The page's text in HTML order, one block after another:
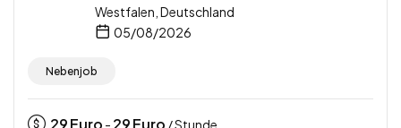
Westfalen, Deutschland
05/08/2026
Nebenjob
29Euro - 29Euro / Stunde